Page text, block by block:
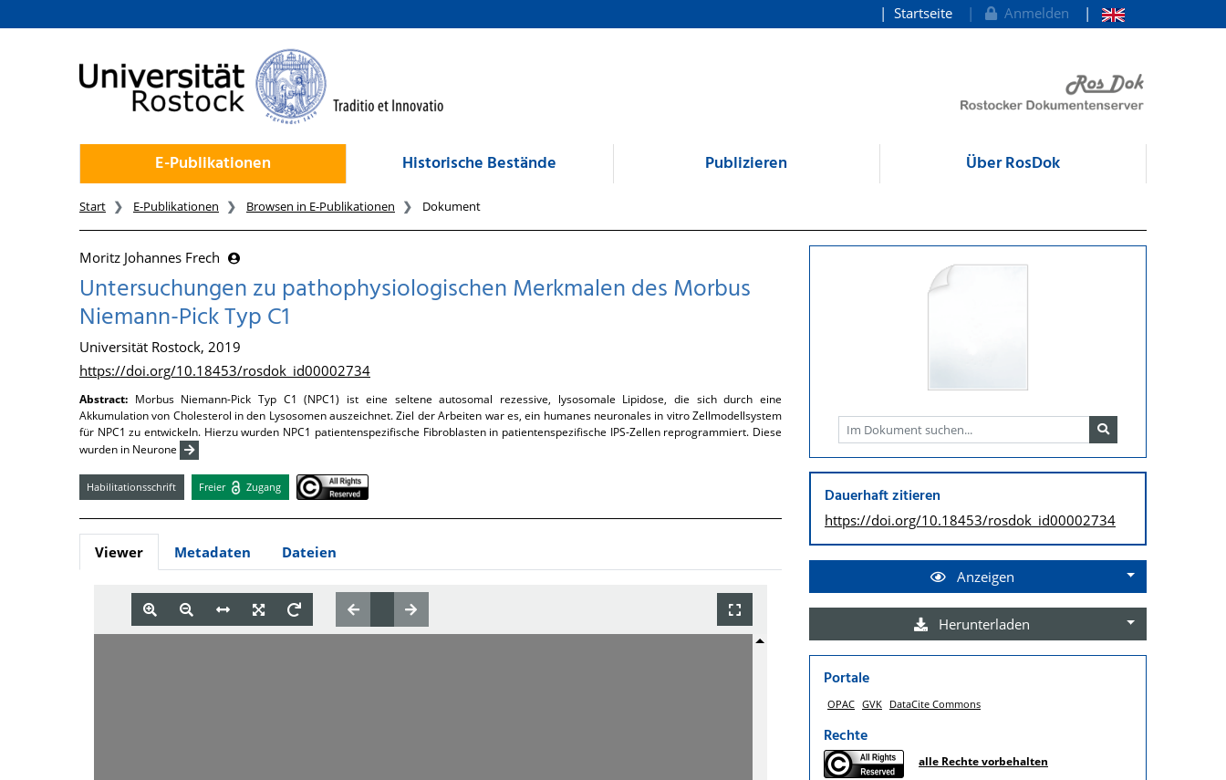
zum Inhalt
Startseite Anmelden
E-Publikationen Historische Bestände Publizieren Über RosDok
Start E-Publikationen Browsen in E-Publikationen Dokument
Moritz Johannes Frech
Untersuchungen zu pathophysiologischen Merkmalen des Morbus
Niemann-Pick Typ C1
Universität Rostock, 2019
https://doi.org/10.18453/rosdok_id00002734
Abstract: Morbus Niemann-Pick Typ C1 (NPC1) ist eine seltene autosomal rezessive, lysosomale Lipidose, die sich durch eine
Akkumulation von Cholesterol in den Lysosomen auszeichnet. Ziel der Arbeiten war es, ein humanes neuronales in vitro Zellmodellsystem
für NPC1 zu entwickeln. Hierzu wurden NPC1 patientenspezifische Fibroblasten in patientenspezifische IPS-Zellen reprogrammiert. Diese
wurden in Neurone
Habilitationsschrift Freier Zugang
Viewer Metadaten Dateien
Dauerhaft zitieren
https://doi.org/10.18453/rosdok_id00002734
Anzeigen
Herunterladen
Portale
OPAC GVK DataCite Commons
Rechte
alle Rechte vorbehalten